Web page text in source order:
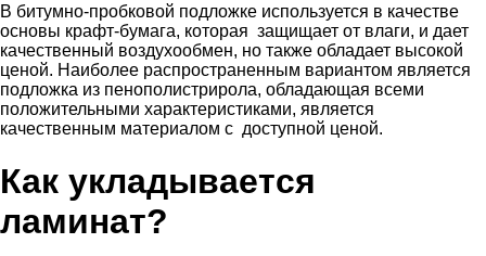
В битумно-пробковой подложке используется в качестве
основы крафт-бумага, которая защищает от влаги, и дает
качественный воздухообмен, но также обладает высокой
ценой. Наиболее распространенным вариантом является
подложка из пенополистрирола, обладающая всеми
положительными характеристиками, является
качественным материалом с доступной ценой.
Как укладывается
ламинат?